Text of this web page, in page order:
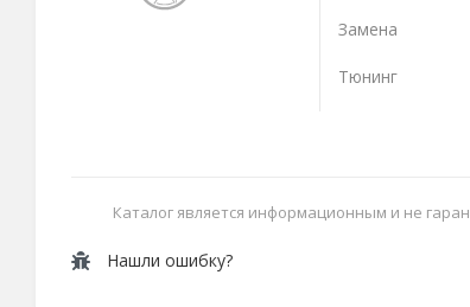
Замена
Тюнинг
Каталог является информационным и не
Нашли ошибку?